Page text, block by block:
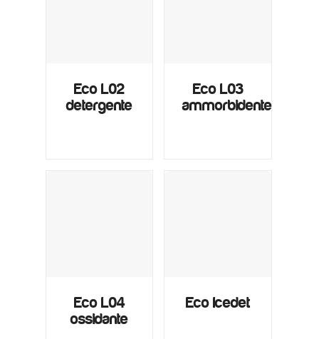
Eco L02
detergente
Eco L03
ammorbidente
Eco L04
ossidante
Eco Icedet